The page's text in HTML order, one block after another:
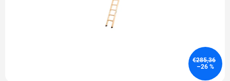
€285,36
–26 %